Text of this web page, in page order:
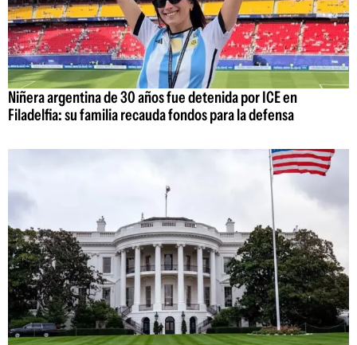
Niñera argentina de 30 años fue detenida por ICE en
Filadelfia: su familia recauda fondos para la defensa